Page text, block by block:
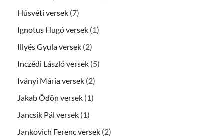
Húsvéti versek (7)
Ignotus Hugó versek (1)
Illyés Gyula versek (2)
Inczédi László versek (5)
Iványi Mária versek (2)
Jakab Ödön versek (1)
Jancsik Pál versek (1)
Jankovich Ferenc versek (2)